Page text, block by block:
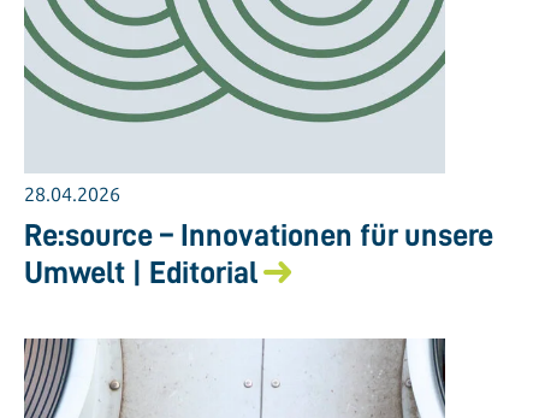
28.04.2026
Re:source – Innovationen für unsere
Umwelt | Editorial